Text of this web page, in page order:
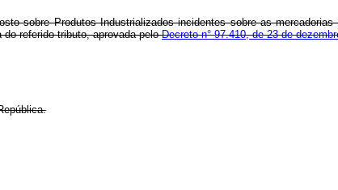
sobre Produtos Industrializados incidentes sobre as
do referido tributo, aprovada peloDecreto n° 97.410, de 23 de